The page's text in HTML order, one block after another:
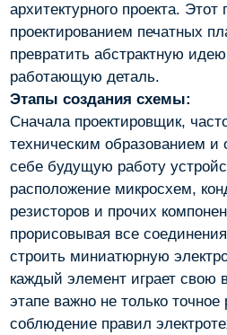
архитектурного проекта.
проектированием печатных
превратить абстрактную
работающую деталь.
Этапы создания схемы:
Сначала проектировщик,
техническим образованием и
себе будущую работу
расположение микросхем,
резисторов и прочих
прорисовывая все
строить миниатюрную
каждый элемент играет свою
этапе важно не только
соблюдение правил